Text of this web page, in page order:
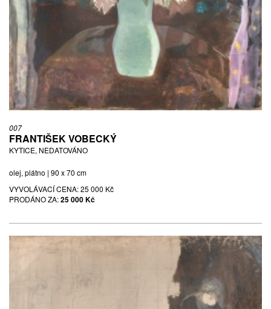
007
FRANTIŠEK VOBECKÝ
KYTICE, NEDATOVÁNO
olej, plátno | 90 x 70 cm
VYVOLÁVACÍ CENA:25 000 Kč
PRODÁNO ZA:25 000 Kč